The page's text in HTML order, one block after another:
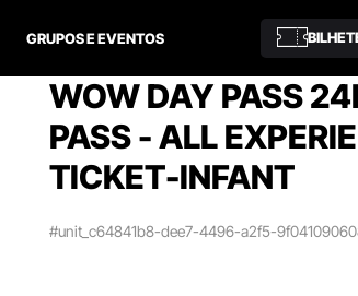
GRUPOS E EVENTOS
WOW DAY PASS
PASS - ALL
TICKET-INFANT
#unit_c64841b8-dee7-4496-a2f5-